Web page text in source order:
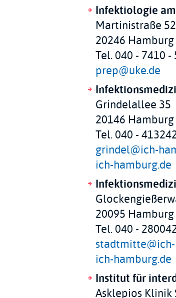
Infektiologie
Martinistraße 52
20246 Hamburg
Tel. 040 - 7410 -
prep@uke.de
Grindelallee 35
20146 Hamburg
Tel. 040 -
grindel@ich-
ich-hamburg.de
20095 Hamburg
Tel. 040 -
ich-hamburg.de
Institut für
Asklepios Klinik